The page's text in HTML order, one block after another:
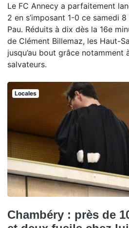
Le FC Annecy a parfaitement
2 en s’imposant 1-0 ce samedi
Pau. Réduits à dix dès la 16e
de Clément Billemaz, les Haut-
jusqu’au bout grâce notamment
salvateurs.
Locales
Chambéry : près de